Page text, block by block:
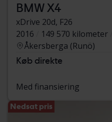
BMW X4
xDrive 20d, F26
2016
149 570 kilometer
Åkersberga (Runö)
Køb direkte
Med finansiering
Nedsat pris